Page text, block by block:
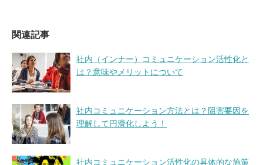
関連記事
社内（インナー）コミュニケーション活性化と
は？意味やメリットについて
社内コミュニケーション方法とは？阻害要因を
理解して円滑化しよう！
社内コミュニケーション活性化の具体的な施策